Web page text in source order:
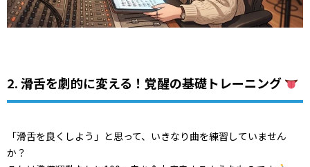
2. 滑舌を劇的に変える！覚醒の基礎トレーニング
「滑舌を良くしよう」と思って、いきなり曲を練習していません
か？